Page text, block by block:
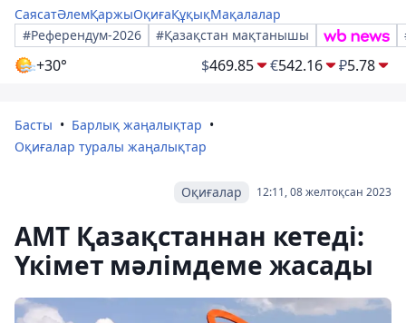
СаясатӘлемҚаржыОқиғаҚұқықМақалалар
#Референдум-2026
#Қазақстан мақтанышы
+30° $469.85 €542.16 ₽5.78
Басты
Барлық жаңалықтар
Оқиғалар туралы жаңалықтар
12:11, 08 желтоқсан 2023
Оқиғалар
АМТ Қазақстаннан кетеді:
Үкімет мәлімдеме жасады